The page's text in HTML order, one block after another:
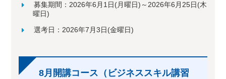
募集期間：2026年6月1日(月曜日)～2026年6月25日(木
曜日)
選考日：2026年7月3日(金曜日)
8月開講コース（ビジネススキル講習